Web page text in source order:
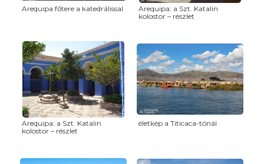
Arequipa főtere a katedrálissal
Arequipa: a Szt. Katalin
kolostor – részlet
Arequipa: a Szt. Katalin
kolostor – részlet
életkép a Titicaca-tónál